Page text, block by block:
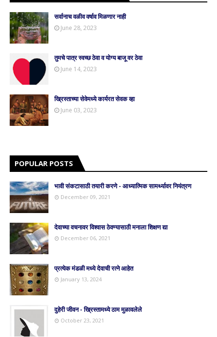
सर्वानाच वळीव वर्षाव मिळणार नाही
June 28, 2023
तुमचे पात्र स्वच्छ ठेवा व योग्य बाजू वर ठेवा
June 14, 2023
ख्रिस्ताच्या सेवेमध्ये कार्यरत सेवक व्हा
June 03, 2023
POPULAR POSTS
भावी संकटासाठी तयारी करणे - आध्यात्मिक सामर्थ्यावर नियंत्रण
December 09, 2021
देवाच्या वचनावर विश्वास ठेवण्यासाठी मनाला शिक्षण द्या
December 06, 2021
प्रत्येक मंडळी मध्ये देवाची रत्ने आहेत
January 13, 2024
दुहेरी जीवन - ख्रिस्तामध्ये ठाम मुळावलेले
October 23, 2021